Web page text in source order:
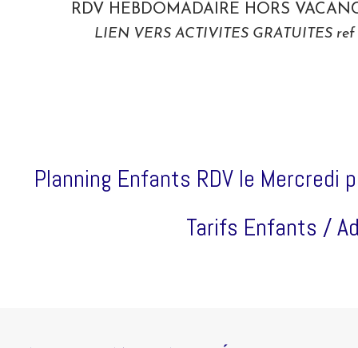
RDV HEBDOMADAIRE HORS
LIEN VERS ACTIVITES GRATUITES
Planning Enfants RDV le Mercredi
Tarifs Enfants /